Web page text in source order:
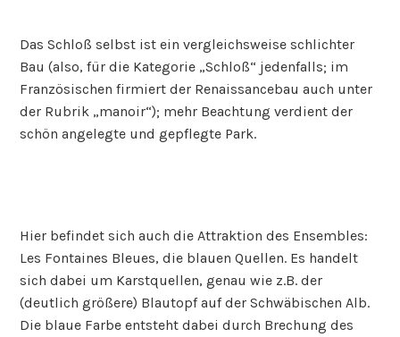
Das Schloß selbst ist ein vergleichsweise schlichter
Bau (also, für die Kategorie „Schloß“ jedenfalls; im
Französischen firmiert der Renaissancebau auch unter
der Rubrik „manoir“); mehr Beachtung verdient der
schön angelegte und gepflegte Park.
Hier befindet sich auch die Attraktion des Ensembles:
Les Fontaines Bleues, die blauen Quellen. Es handelt
sich dabei um Karstquellen, genau wie z.B. der
(deutlich größere) Blautopf auf der Schwäbischen Alb.
Die blaue Farbe entsteht dabei durch Brechung des